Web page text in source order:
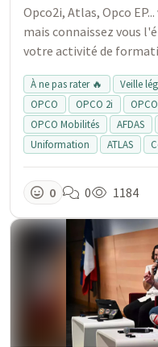
Opco2i, Atlas, Opco
mais connaissez vous
votre activité de
À ne pas rater 🔥 Veille
OPCO
OPCO 2i
OPCO Mobilités
AFDAS
Uniformation
ATLAS
0 0 1184